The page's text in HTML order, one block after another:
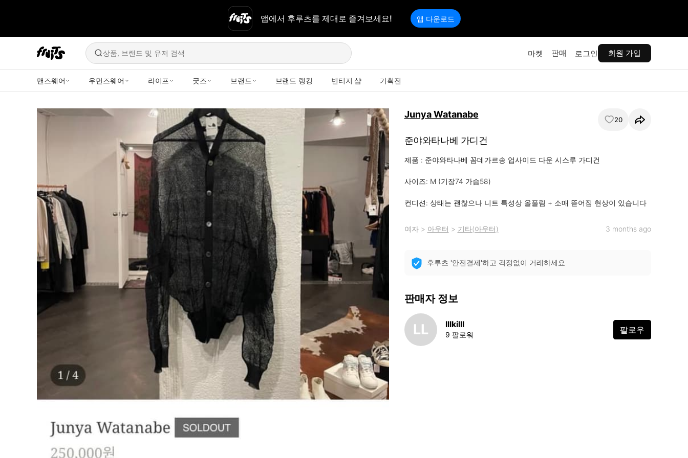
앱에서 후루츠를 제대로 즐겨보세요! 앱 다운로드
상품, 브랜드 및 유저 검색 마켓 판매 로그인 회원 가입
맨즈웨어 우먼즈웨어 라이프 굿즈 브랜드 브랜드 랭킹 빈티지 샵 기획전
Junya Watanabe 20
준야와타나베 가디건
제품 : 준야와타나베 꼼데가르송 업사이드 다운 시스루 가디건
사이즈: M (기장74 가슴58)
컨디션: 상태는 괜찮으나 니트 특성상 올풀림 + 소매 뜯어짐 현상이 있습니다
여자> 아우터 > 기타(아우터) 3 months ago
후루츠 '안전결제'하고 걱정없이 거래하세요
판매자 정보
LL lllkilll
9 팔로워 팔로우